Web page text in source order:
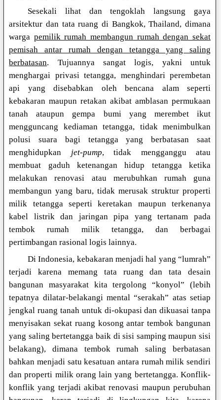
Sesekali lihat dan tengoklah langsung gaya
arsitektur dan tata ruang di Bangkok, Thailand, dimana
warga pemilik rumah membangun rumah dengan sekat
pemisah antar rumah dengan tetangga yang saling
berbatasan. Tujuannya sangat logis, yakni untuk
menghargai privasi tetangga, menghindari perembetan
api yang disebabkan oleh bencana alam seperti
kebakaran maupun retakan akibat amblasan permukaan
tanah ataupun gempa bumi yang merembet ikut
mengguncang kediaman tetangga, tidak menimbulkan
polusi suara bagi tetangga yang berbatasan saat
menghidupkan jet-pump, tidak mengganggu atau
membuat gaduh ketenangan hidup tetangga ketika
melakukan renovasi atau merubuhkan rumah guna
membangun yang baru, tidak merusak struktur properti
milik tetangga seperti keretakan maupun terkenanya
kabel listrik dan jaringan pipa yang tertanam pada
tembok rumah milik tetangga, dan berbagai
pertimbangan rasional logis lainnya.
Di Indonesia, kebakaran menjadi hal yang “lumrah”
terjadi karena memang tata ruang dan tata desain
bangunan masyarakat kita tergolong “konyol” (lebih
tepatnya dilatar-belakangi mental “serakah” atas setiap
jengkal ruang tanah untuk di-okupasi dan dikuasai tanpa
menyisakan sekat ruang kosong antar tembok bangunan
yang saling bertetangga baik di sisi samping maupun sisi
belakang), dimana tembok rumah saling berbatasan
bahkan menjadi satu kesatuan antara rumah milik sendiri
dan properti milik orang lain yang bertetangga. Konflik-
konflik yang terjadi akibat renovasi maupun perubuhan